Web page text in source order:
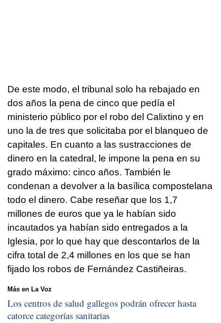
De este modo, el tribunal solo ha rebajado en
dos años la pena de cinco que pedía el
ministerio público por el robo del Calixtino y en
uno la de tres que solicitaba por el blanqueo de
capitales. En cuanto a las sustracciones de
dinero en la catedral, le impone la pena en su
grado máximo: cinco años. También le
condenan a devolver a la basílica compostelana
todo el dinero. Cabe reseñar que los 1,7
millones de euros que ya le habían sido
incautados ya habían sido entregados a la
Iglesia, por lo que hay que descontarlos de la
cifra total de 2,4 millones en los que se han
fijado los robos de Fernández Castiñeiras.
Más en La Voz
Los centros de salud gallegos podrán ofrecer hasta
catorce categorías sanitarias